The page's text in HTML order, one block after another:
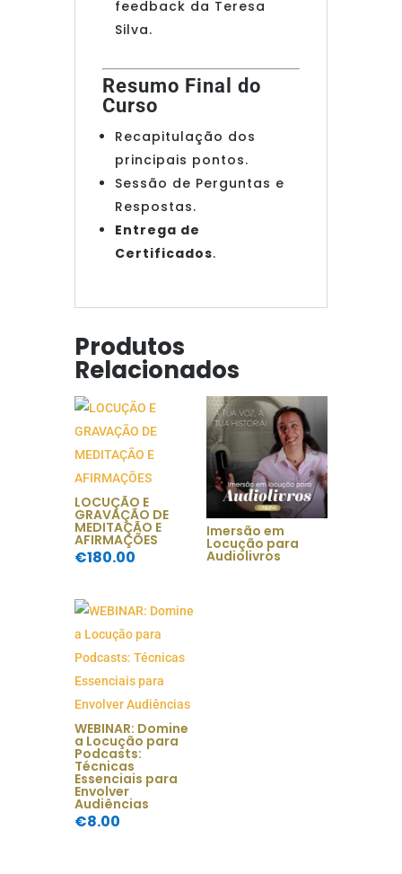
feedback da Teresa
Silva.
Resumo Final do
Curso
Recapitulação dos
principais pontos.
Sessão de Perguntas e
Respostas.
Entrega de
Certificados.
Produtos
Relacionados
LOCUÇÃO E
GRAVAÇÃO DE
MEDITAÇÃO E
AFIRMAÇÕES
€180.00
Imersão em
Locução para
Audiolivros
WEBINAR: Domine
a Locução para
Podcasts:
Técnicas
Essenciais para
Envolver
Audiências
€8.00